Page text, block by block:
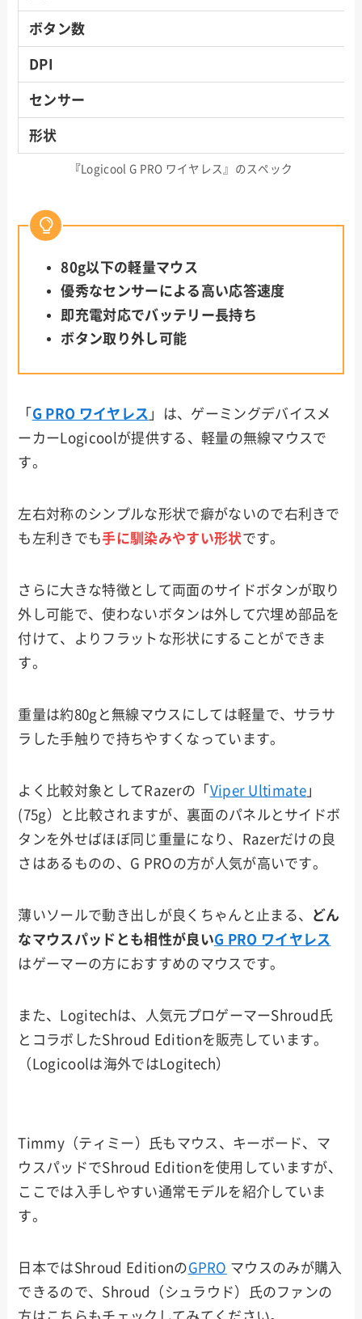
ボタン数
DPI
センサー
形状
『 Logicool G PRO ワイヤレス』のスペック
80g以下の軽量マウス
優秀なセンサーによる高い応答速度
即充電対応でバッテリー長持ち
ボタン取り外し可能
「 G PRO ワイヤレス 」は、ゲーミングデバイスメ
ーカーLogicoolが提供する、軽量の無線マウスで
す。
左右対称のシンプルな形状で癖がないので右利きで
も左利きでも手に馴染みやすい形状です。
さらに大きな特徴として両面のサイドボタンが取り
外し可能で、使わないボタンは外して穴埋め部品を
付けて、よりフラットな形状にすることができま
す。
重量は約80gと無線マウスにしては軽量で、サラサ
ラした手触りで持ちやすくなっています。
よく比較対象としてRazerの「 Viper Ultimate 」
(75g）と比較されますが、裏面のパネルとサイドボ
タンを外せばほぼ同じ重量になり、Razerだけの良
さはあるものの、G PROの方が人気が高いです。
薄いソールで動き出しが良くちゃんと止まる、
どん
なマウスパッドとも相性が良いG PRO ワイヤレス
はゲーマーの方におすすめのマウスです。
また、Logitechは、人気元プロゲーマーShroud氏
とコラボしたShroud Editionを販売しています。
（Logicoolは海外ではLogitech）
Timmy（ティミー）氏もマウス、キーボード、マ
ウスパッドでShroud Editionを使用していますが、
ここでは入手しやすい通常モデルを紹介していま
す。
日本ではShroud EditionのGPRO マウスのみが購入
できるので、Shroud（シュラウド）氏のファンの
方はこちらもチェックしてみてください。